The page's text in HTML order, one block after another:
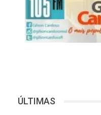
ÚLTIMAS